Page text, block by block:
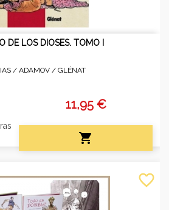
DE LOS DIOSES. TOMO I
/ ADAMOV / GLÉNAT
11,95 €

favorite_border